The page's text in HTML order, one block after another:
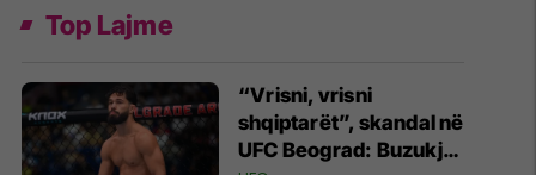
Top Lajme
“Vrisni, vrisni
shqiptarët”, skandal në
UFC Beograd: Buzukja